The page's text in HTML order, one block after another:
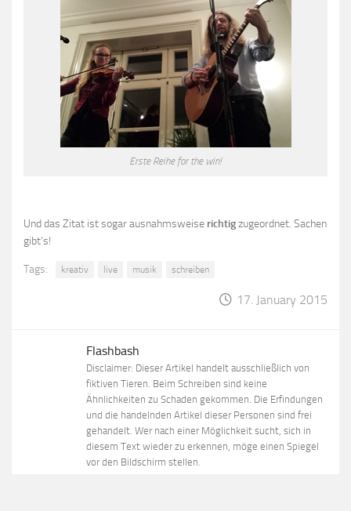
Erste Reihe for the win!
Und das Zitat ist sogar ausnahmsweise richtigzugeordnet. Sachen
gibt’s!
Tags: kreativ live musik schreiben
17. January 2015
Flashbash
Disclaimer: Dieser Artikel handelt ausschließlich von
fiktiven Tieren. Beim Schreiben sind keine
Ähnlichkeiten zu Schaden gekommen. Die Erfindungen
und die handelnden Artikel dieser Personen sind frei
gehandelt. Wer nach einer Möglichkeit sucht, sich in
diesem Text wieder zu erkennen, möge einen Spiegel
vor den Bildschirm stellen.